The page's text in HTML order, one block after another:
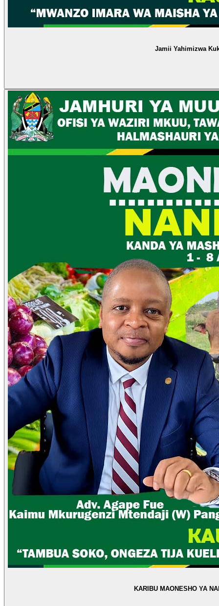
Jamii Yahimizwa
KARIBU MAONESHO YA